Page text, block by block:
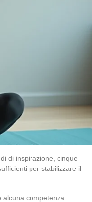
di inspirazione, cinque
per stabilizzare il
alcuna competenza